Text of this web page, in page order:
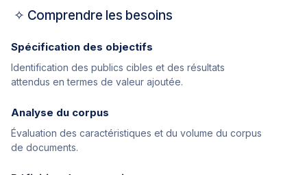
✧ Comprendre les besoins
Spécification des objectifs
Identification des publics cibles et des résultats
attendus en termes de valeur ajoutée.
Analyse du corpus
Évaluation des caractéristiques et du volume du corpus
de documents.